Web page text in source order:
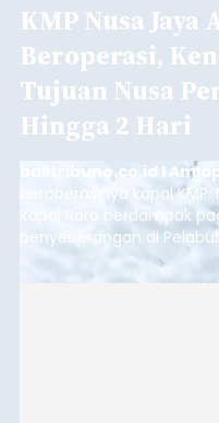
KMP Nusa Jaya
Beroperasi,
Tujuan Nusa
Hingga 2 Hari
balitribune.co.id I
beroperasinya kapal
Kapal Roro berdampak
penyeberangan di
Karangasem. Puluhan
dan kendaraan pribadi